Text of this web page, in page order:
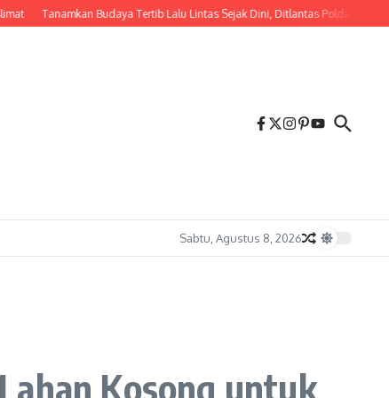
Tanamkan Budaya Tertib Lalu Lintas Sejak Dini, Ditlantas Polda NTB Edukasi
Sabtu, Agustus 8, 2026
Kosong untuk